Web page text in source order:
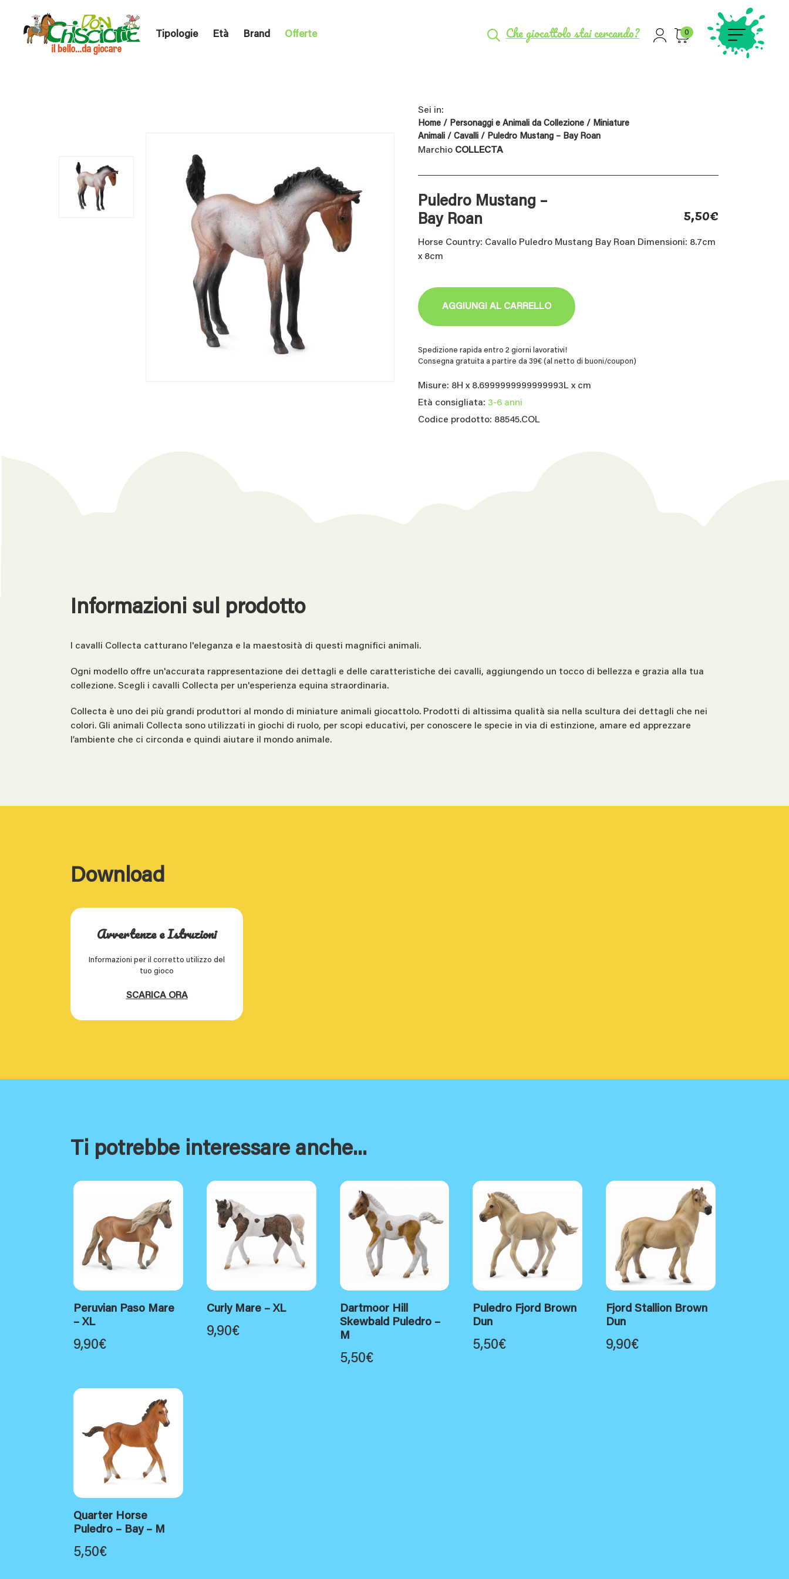
Tipologie Età Brand Offerte Che giocattolo stai cercando? 0
Sei in:
Home / Personaggi e Animali da Collezione / Miniature
Animali / Cavalli / Puledro Mustang – Bay Roan
Marchio COLLECTA
Puledro Mustang –
Bay Roan
5,50€
Horse Country: Cavallo Puledro Mustang Bay Roan Dimensioni: 8.7cm
x 8cm
AGGIUNGI AL CARRELLO
Spedizione rapida entro 2 giorni lavorativi!
Consegna gratuita a partire da 39€ (al netto di buoni/coupon)
Misure: 8H x 8.6999999999999993L x cm
Età consigliata: 3-6 anni
Codice prodotto: 88545.COL
Informazioni sul prodotto
I cavalli Collecta catturano l'eleganza e la maestosità di questi magnifici animali.
Ogni modello offre un'accurata rappresentazione dei dettagli e delle caratteristiche dei cavalli, aggiungendo un tocco di bellezza e grazia alla tua
collezione. Scegli i cavalli Collecta per un'esperienza equina straordinaria.
Collecta è uno dei più grandi produttori al mondo di miniature animali giocattolo. Prodotti di altissima qualità sia nella scultura dei dettagli che nei
colori. Gli animali Collecta sono utilizzati in giochi di ruolo, per scopi educativi, per conoscere le specie in via di estinzione, amare ed apprezzare
l’ambiente che ci circonda e quindi aiutare il mondo animale.
Download
Avvertenze e Istruzioni
Informazioni per il corretto utilizzo del
tuo gioco
SCARICA ORA
Ti potrebbe interessare anche...
Peruvian Paso Mare
– XL
9,90€
Curly Mare – XL
9,90€
Dartmoor Hill
Skewbald Puledro –
M
5,50€
Puledro Fjord Brown
Dun
5,50€
Fjord Stallion Brown
Dun
9,90€
Quarter Horse
Puledro – Bay – M
5,50€